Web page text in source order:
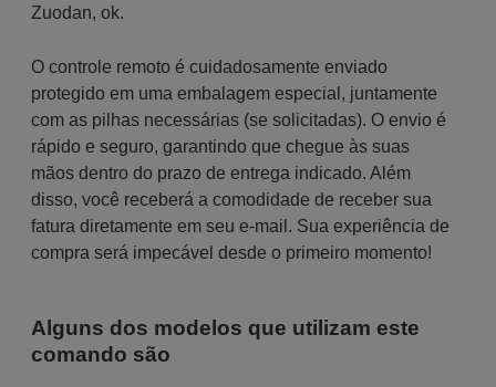
Zuodan, ok.
O controle remoto é cuidadosamente enviado
protegido em uma embalagem especial, juntamente
com as pilhas necessárias (se solicitadas). O envio é
rápido e seguro, garantindo que chegue às suas
mãos dentro do prazo de entrega indicado. Além
disso, você receberá a comodidade de receber sua
fatura diretamente em seu e-mail. Sua experiência de
compra será impecável desde o primeiro momento!
Alguns dos modelos que utilizam este
comando são